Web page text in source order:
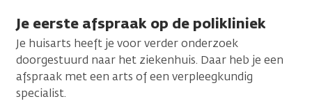
Je eerste afspraak op de polikliniek
Je huisarts heeft je voor verder onderzoek
doorgestuurd naar het ziekenhuis. Daar heb je een
afspraak met een arts of een verpleegkundig
specialist.